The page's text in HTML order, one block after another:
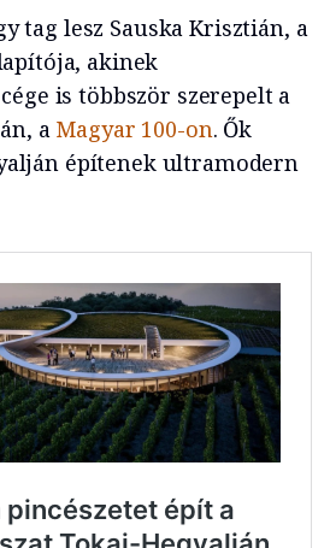
tag lesz Sauska Krisztián, a
akinek
is többször szerepelt a
a Magyar 100-on. Ők
építenek ultramodern